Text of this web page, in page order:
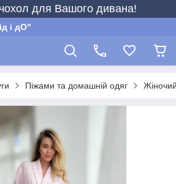
для Вашого дивана!
і дО"
Піжами та домашній одяг